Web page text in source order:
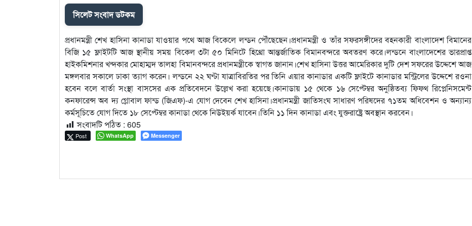
সিলেট সংবাদ ডটকম
প্রধানমন্ত্রী শেখ হাসিনা কানাডা যাওয়ার পথে আজ বিকেলে লন্ডন পৌঁছেছেন।প্রধানমন্ত্রী ও তাঁর সফরসঙ্গীদের বহনকারী বাংলাদেশ বিমানের
বিজি ১৫ ফ্লাইটটি আজ স্থানীয় সময় বিকেল ৩টা ৫০ মিনিটে হিথ্রো আন্তর্জাতিক বিমানবন্দরে অবতরণ করে।লন্ডনে বাংলাদেশের ভারপ্রাপ্ত
হাইকমিশনার খন্দকার মোহাম্মদ তালহা বিমানবন্দরে প্রধানমন্ত্রীকে স্বাগত জানান।শেখ হাসিনা উত্তর আমেরিকার দুটি দেশ সফরের উদ্দেশে আজ
মঙ্গলবার সকালে ঢাকা ত্যাগ করেন। লন্ডনে ২২ ঘণ্টা যাত্রাবিরতির পর তিনি এয়ার কানাডার একটি ফ্লাইটে কানাডার মন্ট্রিলের উদ্দেশে রওনা
হবেন বলে বার্তা সংস্থা বাসসের এক প্রতিবেদনে উল্লেখ করা হয়েছে।কানাডায় ১৫ থেকে ১৬ সেপ্টেম্বর অনুষ্ঠিতব্য ফিফ্থ রিপ্লেনিসমেন্ট
কনফারেন্স অব দ্য গ্লোবাল ফান্ড (জিএফ)-এ যোগ দেবেন শেখ হাসিনা।প্রধানমন্ত্রী জাতিসংঘ সাধারণ পরিষদের ৭১তম অধিবেশন ও অন্যান্য
কর্মসূচিতে যোগ দিতে ১৮ সেপ্টেম্বর কানাডা থেকে নিউইয়র্ক যাবেন।তিনি ১১ দিন কানাডা এবং যুক্তরাষ্ট্রে অবস্থান করবেন।
সংবাদটি পঠিত : 605
Post WhatsApp Messenger